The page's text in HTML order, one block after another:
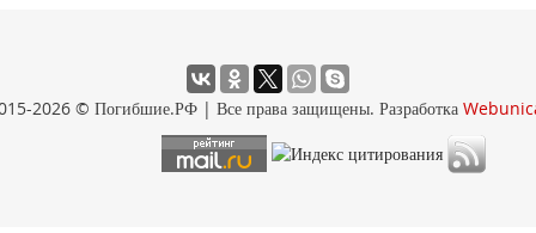
2026 © Погибшие.РФ | Все права защищены. Разработка